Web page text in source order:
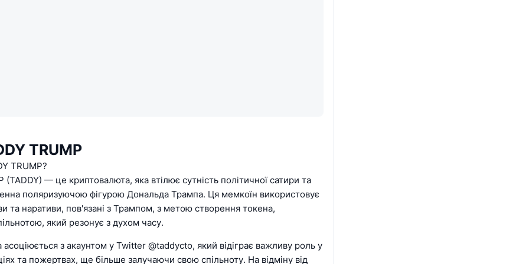
TRUMP
TRUMP?
(TADDY) — це криптовалюта, яка втілює сутність політичної сатири та
поляризуючою фігурою Дональда Трампа. Ця мемкоїн використовує
та наративи, пов'язані з Трампом, з метою створення токена,
який резонує з духом часу.
з акаунтом у Twitter @taddycto, який відіграє важливу роль у
та пожертвах, ще більше залучаючи свою спільноту. На відміну від